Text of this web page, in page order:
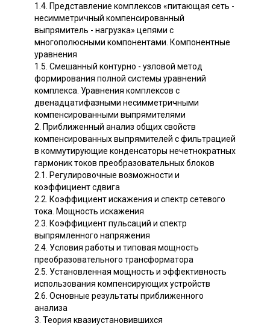
1.4. Представление комплексов «питающая сеть -
несимметричный компенсированный
выпрямитель - нагрузка» цепями с
многополюсными компонентами. Компонентные
уравнения
1.5. Смешанный контурно - узловой метод
формирования полной системы уравнений
комплекса. Уравнения комплексов с
двенадцатифазными несимметричными
компенсированными выпрямителями
2. Приближенный анализ общих свойств
компенсированных выпрямителей с фильтрацией
в коммутирующие конденсаторы нечетнократных
гармоник токов преобразовательных блоков
2.1. Регулировочные возможности и
коэффициент сдвига
2.2. Коэффициент искажения и спектр сетевого
тока. Мощность искажения
2.3. Коэффициент пульсаций и спектр
выпрямленного напряжения
2.4. Условия работы и типовая мощность
преобразовательного трансформатора
2.5. Установленная мощность и эффективность
использования компенсирующих устройств
2.6. Основные результаты приближенного
анализа
3. Теория квазиустановившихся